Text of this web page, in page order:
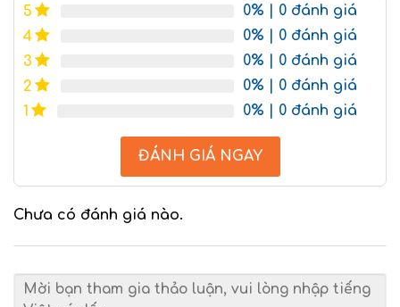
5 0% | 0 đánh giá
4
0% | 0 đánh giá
3
0% | 0 đánh giá
2
0% | 0 đánh giá
1
0% | 0 đánh giá
ĐÁNH GIÁ NGAY
Chưa có đánh giá nào.